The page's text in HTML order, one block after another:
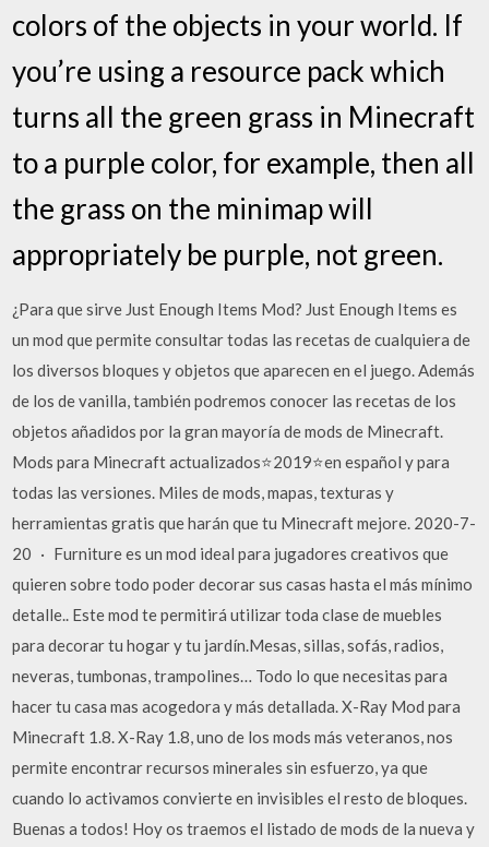
colors of the objects in your world. If
you’re using a resource pack which
turns all the green grass in Minecraft
to a purple color, for example, then all
the grass on the minimap will
appropriately be purple, not green.
¿Para que sirve Just Enough Items Mod? Just Enough Items es
un mod que permite consultar todas las recetas de cualquiera de
los diversos bloques y objetos que aparecen en el juego. Además
de los de vanilla, también podremos conocer las recetas de los
objetos añadidos por la gran mayoría de mods de Minecraft.
Mods para Minecraft actualizados⭐2019⭐en español y para
todas las versiones. Miles de mods, mapas, texturas y
herramientas gratis que harán que tu Minecraft mejore. 2020-7-
20 · Furniture es un mod ideal para jugadores creativos que
quieren sobre todo poder decorar sus casas hasta el más mínimo
detalle.. Este mod te permitirá utilizar toda clase de muebles
para decorar tu hogar y tu jardín.Mesas, sillas, sofás, radios,
neveras, tumbonas, trampolines… Todo lo que necesitas para
hacer tu casa mas acogedora y más detallada. X-Ray Mod para
Minecraft 1.8. X-Ray 1.8, uno de los mods más veteranos, nos
permite encontrar recursos minerales sin esfuerzo, ya que
cuando lo activamos convierte en invisibles el resto de bloques.
Buenas a todos! Hoy os traemos el listado de mods de la nueva y